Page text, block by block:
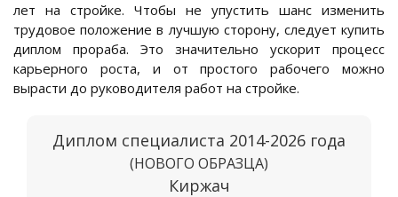
лет на стройке. Чтобы не упустить шанс изменить
трудовое положение в лучшую сторону, следует купить
диплом прораба. Это значительно ускорит процесс
карьерного роста, и от простого рабочего можно
вырасти до руководителя работ на стройке.
Диплом специалиста 2014-2026 года
(НОВОГО ОБРАЗЦА)
Киржач